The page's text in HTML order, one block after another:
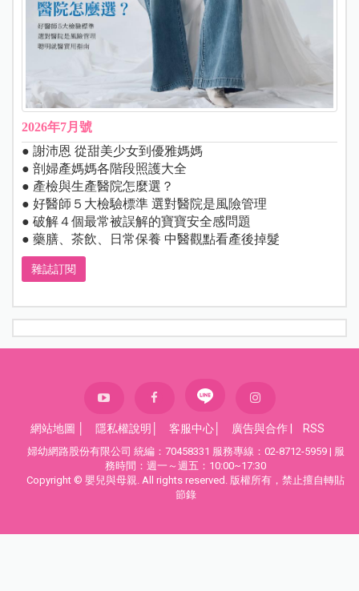
2026年7月號
● 謝沛恩 從甜美少女到優雅媽媽
● 剖婦產媽媽各階段照護大全
● 產檢與生產醫院怎麼選？
● 好醫師５大檢驗標準 選對醫院是風險管理
● 破解４個最常被誤解的寶寶安全感問題
● 藥膳、茶飲、日常保養 中醫觀點看產後掉髮
雜誌訂閱
網站地圖 隱私權說明 客服中心 廣告與合作| RSS
婦幼網路股份有限公司 統編：70458331 服務專線：02-8712-5959 | 服
務時間：週一～週五：10:00~17:30
Copyright © 嬰兒與母親. All rights reserved. 版權所有，禁止擅自轉貼
節錄